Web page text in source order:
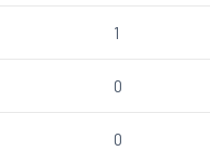
1
0
0